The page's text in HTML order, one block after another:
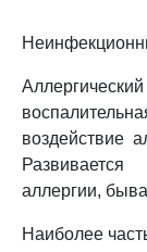
воздействие
Развивается
аллергии,
Наиболее